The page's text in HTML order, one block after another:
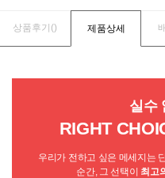
상품후기() 제품상세
실수
RIGHT
우리가 전하고 싶은 메세지는
순간, 그 선택이 최고